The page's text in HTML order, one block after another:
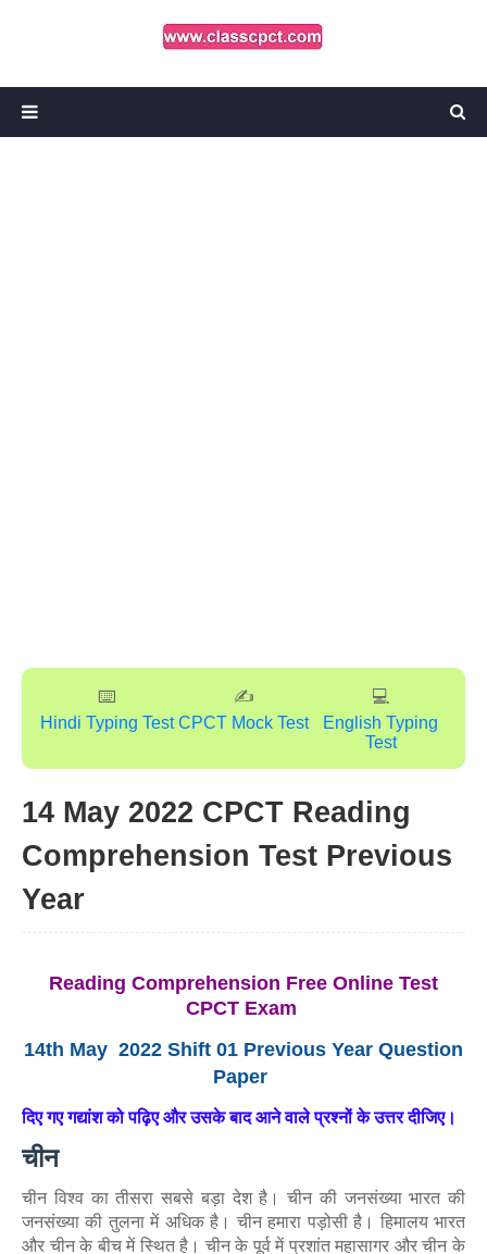
⌨️
Hindi Typing Test
✍️
CPCT Mock Test
💻
English Typing
Test
14 May 2022 CPCT Reading
Comprehension Test Previous
Year
Reading Comprehension Free Online Test
CPCT Exam
14th May 2022 Shift 01 Previous Year Question
Paper
दिए गए गद्यांश को पढ़िए और उसके बाद आने वाले प्रश्नों के उत्तर दीजिए।
चीन
चीन विश्व का तीसरा सबसे बड़ा देश है। चीन की जनसंख्या भारत की
जनसंख्या की तुलना में अधिक है। चीन हमारा पड़ोसी है। हिमालय भारत
और चीन के बीच में स्थित है। चीन के पूर्व में प्रशांत महासागर और चीन के